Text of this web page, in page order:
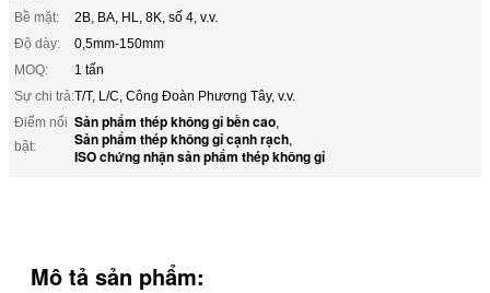
Bề mặt:
2B, BA, HL, 8K, số 4, v.v.
Độ dày:
0,5mm-150mm
MOQ:
1 tấn
Sự chi trả:T/T, L/C, Công Đoàn Phương Tây, v.v.
Điểm nổi
bật:
Sản phẩm thép không gỉ bền cao,
Sản phẩm thép không gỉ cạnh rạch,
ISO chứng nhận sản phẩm thép không gỉ
Mô tả sản phẩm: